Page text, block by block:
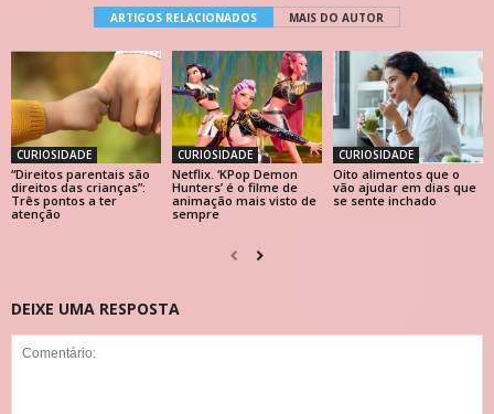
ARTIGOS RELACIONADOS MAIS DO AUTOR
CURIOSIDADE
“Direitos parentais são
direitos das crianças”:
Três pontos a ter
atenção
CURIOSIDADE
Netflix. ‘KPop Demon
Hunters’ é o filme de
animação mais visto de
sempre
CURIOSIDADE
Oito alimentos que o
vão ajudar em dias que
se sente inchado
DEIXE UMA RESPOSTA